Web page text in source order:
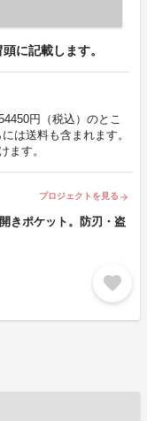
に記載します。
円（税込）のとこ
は送料も含まれます。
ます。
プロジェクトを見る arrow_forward
きポケット。防刃・盗
favorite